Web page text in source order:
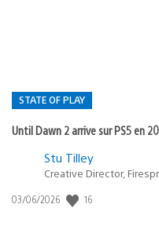
STATE OF PLAY
Until Dawn 2 arrive sur PS5 en
Postée
:
Stu Tilley
Creative Director,
Date
03/06/2026 16